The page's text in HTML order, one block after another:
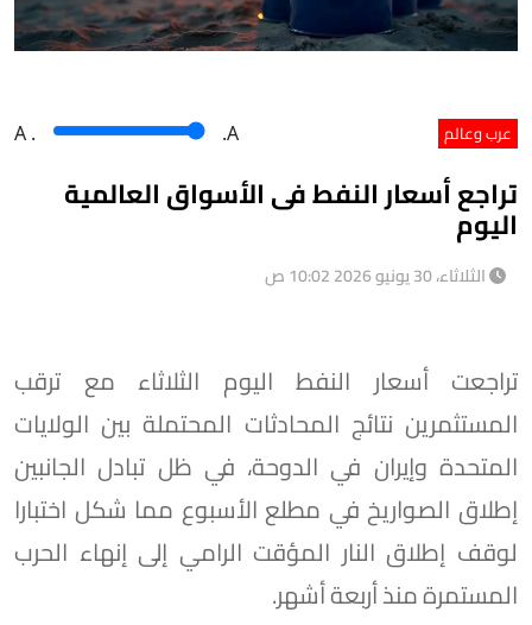
عرب وعالم A . .A
تراجع أسعار النفط فى الأسواق العالمية
اليوم
الثلاثاء، 30 يونيو 2026 10:02 ص
تراجعت أسعار النفط اليوم الثلاثاء مع ترقب
المستثمرين نتائج المحادثات المحتملة بين الولايات
المتحدة وإيران في الدوحة، في ظل تبادل الجانبين
إطلاق الصواريخ في مطلع الأسبوع مما شكل اختبارا
لوقف إطلاق النار المؤقت الرامي إلى إنهاء الحرب
المستمرة منذ أربعة أشهر.